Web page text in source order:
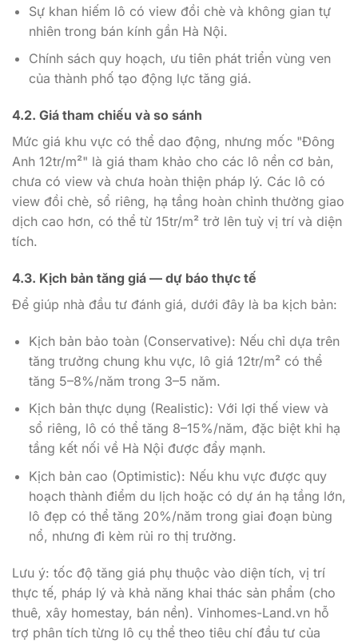
Sự khan hiếm lô có view đồi chè và không gian tự
nhiên trong bán kính gần Hà Nội.
Chính sách quy hoạch, ưu tiên phát triển vùng ven
của thành phố tạo động lực tăng giá.
4.2. Giá tham chiếu và so sánh
Mức giá khu vực có thể dao động, nhưng mốc "Đông
Anh 12tr/m²" là giá tham khảo cho các lô nền cơ bản,
chưa có view và chưa hoàn thiện pháp lý. Các lô có
view đồi chè, sổ riêng, hạ tầng hoàn chỉnh thường giao
dịch cao hơn, có thể từ 15tr/m² trở lên tuỳ vị trí và diện
tích.
4.3. Kịch bản tăng giá — dự báo thực tế
Để giúp nhà đầu tư đánh giá, dưới đây là ba kịch bản:
Kịch bản bảo toàn (Conservative): Nếu chỉ dựa trên
tăng trưởng chung khu vực, lô giá 12tr/m² có thể
tăng 5–8%/năm trong 3–5 năm.
Kịch bản thực dụng (Realistic): Với lợi thế view và
sổ riêng, lô có thể tăng 8–15%/năm, đặc biệt khi hạ
tầng kết nối về Hà Nội được đẩy mạnh.
Kịch bản cao (Optimistic): Nếu khu vực được quy
hoạch thành điểm du lịch hoặc có dự án hạ tầng lớn,
lô đẹp có thể tăng 20%/năm trong giai đoạn bùng
nổ, nhưng đi kèm rủi ro thị trường.
Lưu ý: tốc độ tăng giá phụ thuộc vào diện tích, vị trí
thực tế, pháp lý và khả năng khai thác sản phẩm (cho
thuê, xây homestay, bán nền). Vinhomes-Land.vn hỗ
trợ phân tích từng lô cụ thể theo tiêu chí đầu tư của